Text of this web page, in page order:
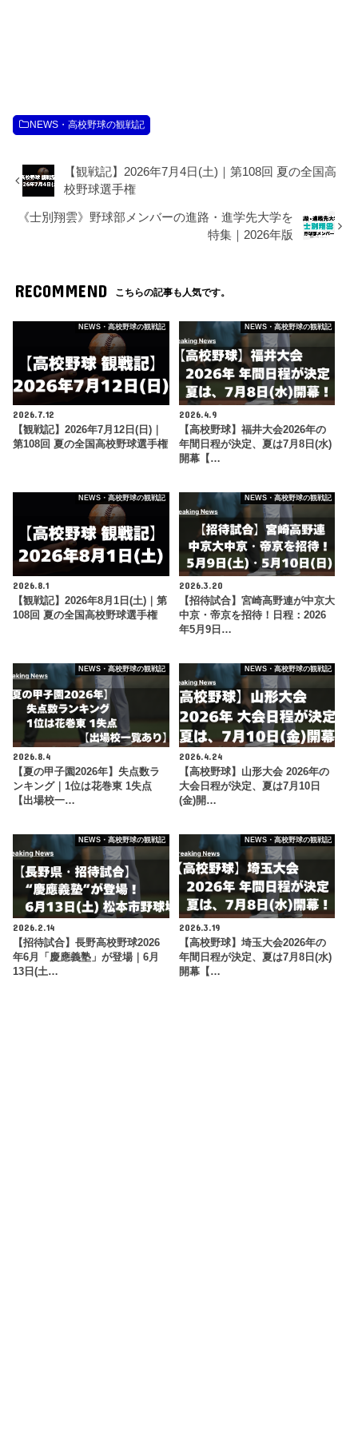
NEWS・高校野球の観戦記
【観戦記】2026年7月4日(土)｜第108回 夏の全国高
校野球選手権
《士別翔雲》野球部メンバーの進路・進学先大学を
特集｜2026年版
RECOMMEND こちらの記事も人気です。
NEWS・高校野球の観戦記
2026.7.12
【観戦記】2026年7月12日(日)｜
第108回 夏の全国高校野球選手権
NEWS・高校野球の観戦記
2026.4.9
【高校野球】福井大会2026年の
年間日程が決定、夏は7月8日(水)
開幕【…
NEWS・高校野球の観戦記
2026.8.1
【観戦記】2026年8月1日(土)｜第
108回 夏の全国高校野球選手権
NEWS・高校野球の観戦記
2026.3.20
【招待試合】宮崎高野連が中京大
中京・帝京を招待！日程：2026
年5月9日…
NEWS・高校野球の観戦記
2026.8.4
【夏の甲子園2026年】失点数ラ
ンキング｜1位は花巻東 1失点
【出場校一…
NEWS・高校野球の観戦記
2026.4.24
【高校野球】山形大会 2026年の
大会日程が決定、夏は7月10日
(金)開…
NEWS・高校野球の観戦記
2026.2.14
【招待試合】長野高校野球2026
年6月「慶應義塾」が登場｜6月
13日(土…
NEWS・高校野球の観戦記
2026.3.19
【高校野球】埼玉大会2026年の
年間日程が決定、夏は7月8日(水)
開幕【…